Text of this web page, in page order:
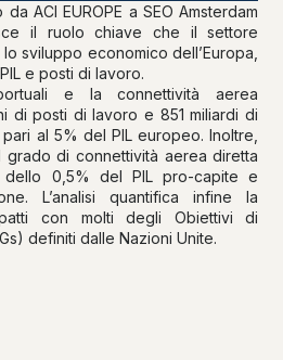
ACI EUROPE a SEO Amsterdam
il ruolo chiave che il settore
sviluppo economico dell’Europa,
e posti di lavoro.
e la connettività aerea
di posti di lavoro e 851 miliardi di
al 5% del PIL europeo. Inoltre,
grado di connettività aerea diretta
dello 0,5% del PIL pro-capite e
L’analisi quantifica infine la
con molti degli Obiettivi di
definiti dalle Nazioni Unite.